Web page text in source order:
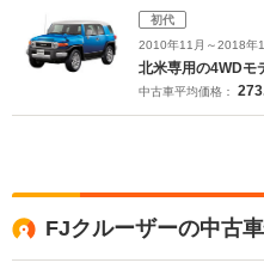
初代
2010年11月～2018年
北米専用の4WDモ
中古車平均価格：
FJクルーザーの中古